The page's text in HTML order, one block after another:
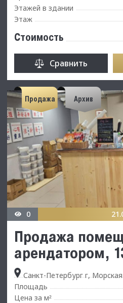
Этажей в здании
Этаж
Стоимость
Сравнить
Продажа Архив
0
Продажа
арендатором,
Санкт-Петербург г,
Площадь
Цена за м²